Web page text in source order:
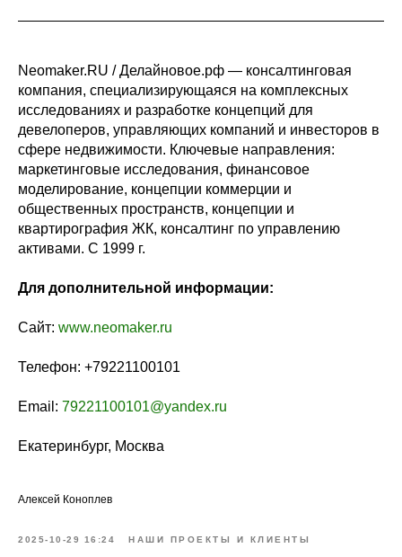
Neomaker.RU / Делайновое.рф — консалтинговая
компания, специализирующаяся на комплексных
исследованиях и разработке концепций для
девелоперов, управляющих компаний и инвесторов в
сфере недвижимости. Ключевые направления:
маркетинговые исследования, финансовое
моделирование, концепции коммерции и
общественных пространств, концепции и
квартирография ЖК, консалтинг по управлению
активами. С 1999 г.
Для дополнительной информации:
Сайт: www.neomaker.ru
Телефон: +79221100101
Email: 79221100101@yandex.ru
Екатеринбург, Москва
Алексей Коноплев
2025-10-29 16:24 НАШИ ПРОЕКТЫ И КЛИЕНТЫ